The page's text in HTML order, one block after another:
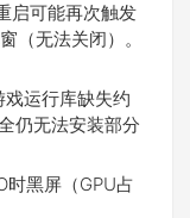
启可能再次触发
（无法关闭）。
戏运行库缺失约
仍无法安装部分
时黑屏（GPU占